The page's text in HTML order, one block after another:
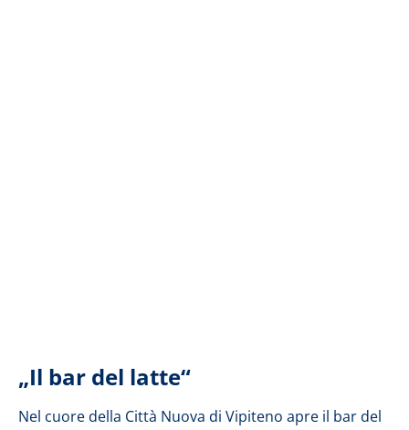
„Il bar del latte“
Nel cuore della Città Nuova di Vipiteno apre il bar del